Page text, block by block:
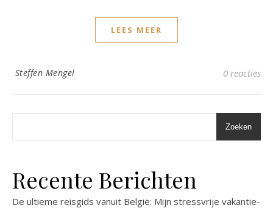
LEES MEER
Steffen Mengel 0 reacties
Zoeken
Recente Berichten
De ultieme reisgids vanuit België: Mijn stressvrije vakantie-